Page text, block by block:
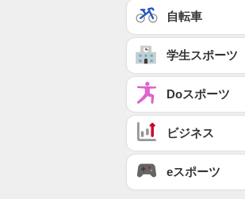
自転車
学生スポーツ
Doスポーツ
ビジネス
eスポーツ